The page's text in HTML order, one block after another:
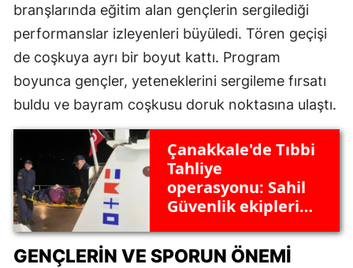
branşlarında eğitim alan gençlerin sergilediği
performanslar izleyenleri büyüledi. Tören geçişi
de coşkuya ayrı bir boyut kattı. Program
boyunca gençler, yeteneklerini sergileme fırsatı
buldu ve bayram coşkusu doruk noktasına ulaştı.
Çanakkale'de Tıbbi
Tahliye
operasyonu: Sahil
Güvenlik ekipleri
başında
GENÇLERIN VE SPORUN ÖNEMI